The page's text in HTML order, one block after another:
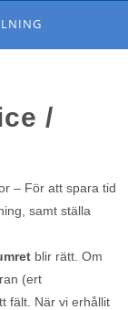
/
– För att spara tid
samt ställa
blir rätt. Om
(ert
fält. När vi erhållit